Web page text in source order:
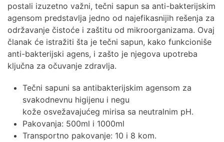
postali izuzetno važni, tečni sapun sa anti-bakterijskim
agensom predstavlja jedno od najefikasnijih rešenja za
održavanje čistoće i zaštitu od mikroorganizama. Ovaj
članak će istražiti šta je tečni sapun, kako funkcioniše
anti-bakterijski agens, i zašto je njegova upotreba
ključna za očuvanje zdravlja.
Tečni sapuni sa antibakterijskim agensom za
svakodnevnu higijenu i negu
kože osvežavajućeg mirisa sa neutralnim pH.
Pakovanja: 500ml i 1000ml
Transportno pakovanje: 10 i 8 kom.